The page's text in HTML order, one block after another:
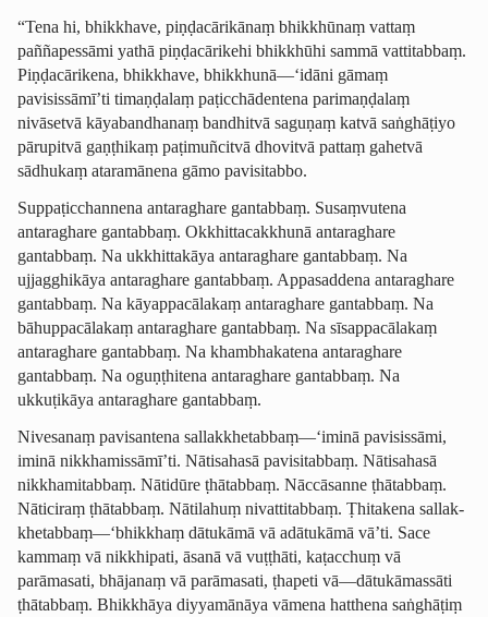
“Tena hi, bhikkhave, piṇḍacārikānaṃ bhikkhūnaṃ vattaṃ
paññapessāmi yathā piṇḍacārikehi bhikkhūhi sammā vattitabbaṃ.
Piṇḍacārikena, bhikkhave, bhikkhunā—‘idāni gāmaṃ
pavisissāmī’ti timaṇḍalaṃ paṭicchā­dentena parimaṇḍalaṃ
nivāsetvā kāyabandhanaṃ bandhitvā saguṇaṃ katvā saṅghāṭiyo
pārupitvā gaṇṭhikaṃ paṭimuñcitvā dhovitvā pattaṃ gahetvā
sādhukaṃ ataramānena gāmo pavisitabbo.
­Suppaṭic­chan­nena antaraghare gantabbaṃ. Susaṃvutena
antaraghare gantabbaṃ. Okkhitta­cak­khunā antaraghare
gantabbaṃ. Na ukkhittakāya antaraghare gantabbaṃ. Na
ujjagghikāya antaraghare gantabbaṃ. Appasaddena antaraghare
gantabbaṃ. Na kāyappacālakaṃ antaraghare gantabbaṃ. Na
bāhuppacālakaṃ antaraghare gantabbaṃ. Na sīsappacālakaṃ
antaraghare gantabbaṃ. Na khambhakatena antaraghare
gantabbaṃ. Na oguṇṭhitena antaraghare gantabbaṃ. Na
ukkuṭikāya antaraghare gantabbaṃ.
Nivesanaṃ pavisantena sallak­khetab­baṃ—‘iminā pavisissāmi,
iminā nikkhamissāmī’ti. Nātisahasā pavisitabbaṃ. Nātisahasā
nikkhamitabbaṃ. Nātidūre ṭhātabbaṃ. Nāccāsanne ṭhātabbaṃ.
Nāticiraṃ ṭhātabbaṃ. Nātilahuṃ nivattitabbaṃ. Ṭhitakena sallak­
khetab­baṃ—‘bhikkhaṃ dātukāmā vā adātukāmā vā’ti. Sace
kammaṃ vā nikkhipati, āsanā vā vuṭṭhāti, kaṭacchuṃ vā
parāmasati, bhājanaṃ vā parāmasati, ṭhapeti vā—dātukāmassāti
ṭhātabbaṃ. Bhikkhāya diyyamānāya vāmena hatthena saṅghāṭiṃ